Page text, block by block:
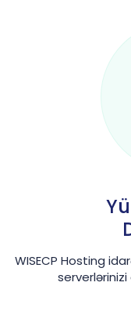
WISECP Hosting
serverlərinizi